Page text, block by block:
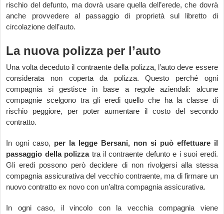
rischio del defunto, ma dovrà usare quella dell’erede, che dovrà
anche provvedere al passaggio di proprietà sul libretto di
circolazione dell’auto.
La nuova polizza per l’auto
Una volta deceduto il contraente della polizza, l’auto deve essere
considerata non coperta da polizza. Questo perché ogni
compagnia si gestisce in base a regole aziendali: alcune
compagnie scelgono tra gli eredi quello che ha la classe di
rischio peggiore, per poter aumentare il costo del secondo
contratto.
In ogni caso, per la legge Bersani, non si può effettuare il
passaggio della polizzatra il contraente defunto e i suoi eredi.
Gli eredi possono però decidere di non rivolgersi alla stessa
compagnia assicurativa del vecchio contraente, ma di firmare un
nuovo contratto ex novo con un’altra compagnia assicurativa.
In ogni caso, il vincolo con la vecchia compagnia viene